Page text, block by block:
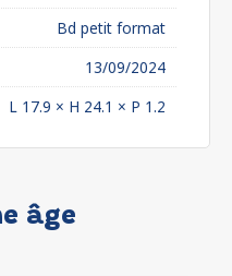
Bd petit format
13/09/2024
L 17.9 × H 24.1 × P 1.2
âge